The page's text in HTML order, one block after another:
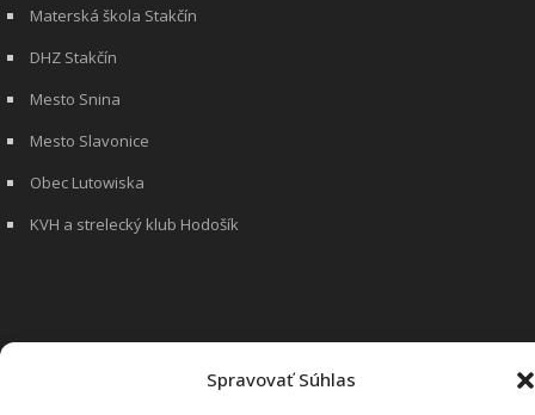
Spravovať Súhlas
Materská škola Stakčín
DHZ Stakčín
Mesto Snina
Mesto Slavonice
Obec Lutowiska
KVH a strelecký klub Hodošík